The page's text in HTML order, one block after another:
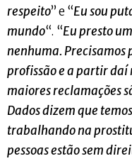
respeito” e “Eu sou
mundo“. “Eu presto
nenhuma.
profissão e a partir daí
maiores reclamações
Dados dizem que
trabalhando na
pessoas estão sem